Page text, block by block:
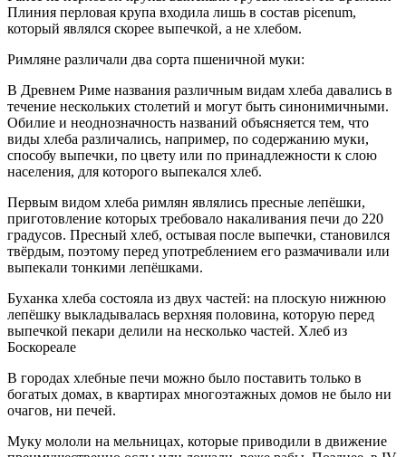
Плиния перловая крупа входила лишь в состав picenum,
который являлся скорее выпечкой, а не хлебом.
Римляне различали два сорта пшеничной муки:
В Древнем Риме названия различным видам хлеба давались в
течение нескольких столетий и могут быть синонимичными.
Обилие и неоднозначность названий объясняется тем, что
виды хлеба различались, например, по содержанию муки,
способу выпечки, по цвету или по принадлежности к слою
населения, для которого выпекался хлеб.
Первым видом хлеба римлян являлись пресные лепёшки,
приготовление которых требовало накаливания печи до 220
градусов. Пресный хлеб, остывая после выпечки, становился
твёрдым, поэтому перед употреблением его размачивали или
выпекали тонкими лепёшками.
Буханка хлеба состояла из двух частей: на плоскую нижнюю
лепёшку выкладывалась верхняя половина, которую перед
выпечкой пекари делили на несколько частей. Хлеб из
Боскореале
В городах хлебные печи можно было поставить только в
богатых домах, в квартирах многоэтажных домов не было ни
очагов, ни печей.
Муку мололи на мельницах, которые приводили в движение